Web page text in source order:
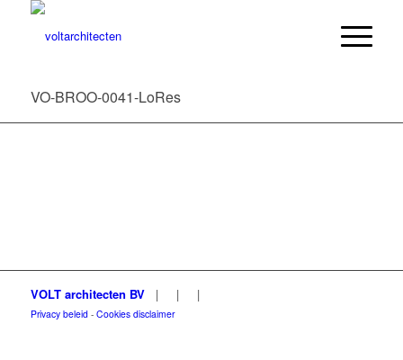
VO-BROO-0041-LoRes
VOLT architecten BV| | |
Privacy beleid- Cookies disclaimer